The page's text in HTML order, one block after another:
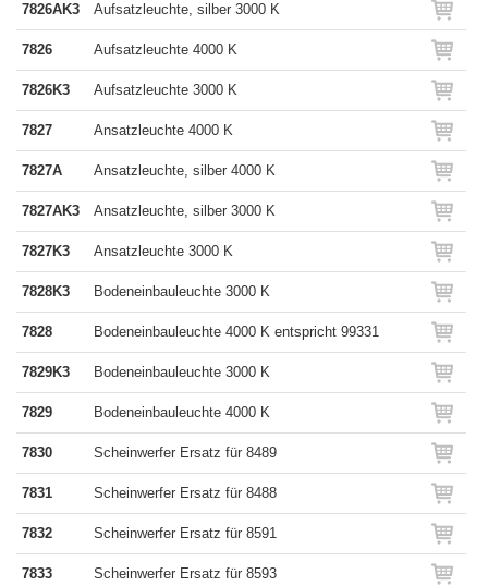
7826AK3 Aufsatzleuchte, silber 3000 K
7826 Aufsatzleuchte 4000 K
7826K3 Aufsatzleuchte 3000 K
7827 Ansatzleuchte 4000 K
7827A Ansatzleuchte, silber 4000 K
7827AK3 Ansatzleuchte, silber 3000 K
7827K3 Ansatzleuchte 3000 K
7828K3 Bodeneinbauleuchte 3000 K
7828 Bodeneinbauleuchte 4000 K entspricht 99331
7829K3 Bodeneinbauleuchte 3000 K
7829 Bodeneinbauleuchte 4000 K
7830 Scheinwerfer Ersatz für 8489
7831 Scheinwerfer Ersatz für 8488
7832 Scheinwerfer Ersatz für 8591
7833 Scheinwerfer Ersatz für 8593